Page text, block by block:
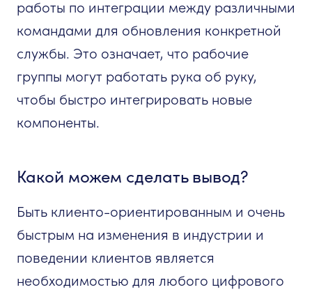
работы по интеграции между различными
командами для обновления конкретной
службы. Это означает, что рабочие
группы могут работать рука об руку,
чтобы быстро интегрировать новые
компоненты.
Какой можем сделать вывод?
Быть клиенто-ориентированным и очень
быстрым на изменения в индустрии и
поведении клиентов является
необходимостью для любого цифрового